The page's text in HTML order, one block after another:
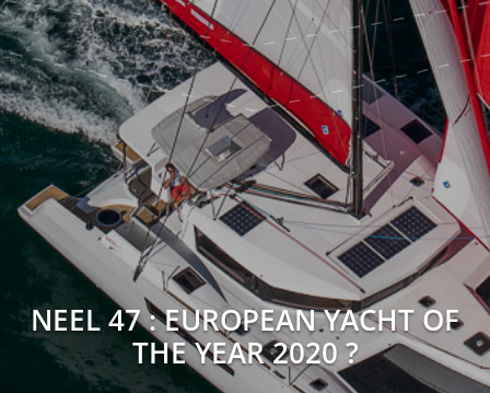
NEEL 47 : EUROPEAN YACHT OF
THE YEAR 2020 ?